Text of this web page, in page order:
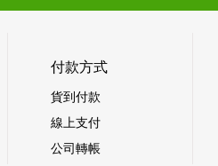
付款方式
貨到付款
線上支付
公司轉帳